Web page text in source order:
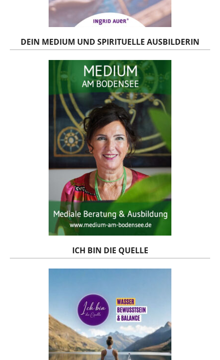
DEIN MEDIUM UND SPIRITUELLE AUSBILDERIN
ICH BIN DIE QUELLE